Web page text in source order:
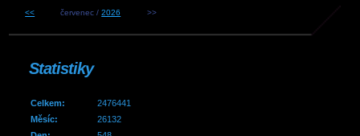
<< červenec /2026 >>
Statistiky
Celkem:
2476441
Měsíc:
26132